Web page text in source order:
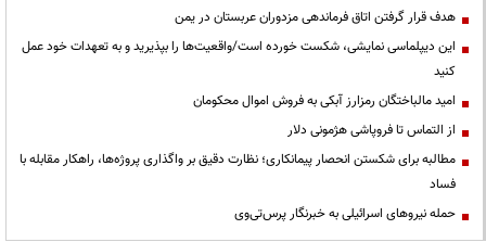
هدف قرار گرفتن اتاق‌ فرماندهی مزدوران عربستان در یمن
این دیپلماسی نمایشی، شکست خورده است/واقعیت‌ها را بپذیرید و به تعهدات خود عمل
کنید
امید مالباختگان رمزارز آبکی به فروش اموال محکومان
از التماس تا فروپاشی هژمونی دلار
مطالبه برای شکستن انحصار پیمانکاری؛ نظارت دقیق بر واگذاری پروژه‌ها، راهکار مقابله با
فساد
حمله نیروهای اسرائیلی به خبرنگار پرس‌تی‌وی